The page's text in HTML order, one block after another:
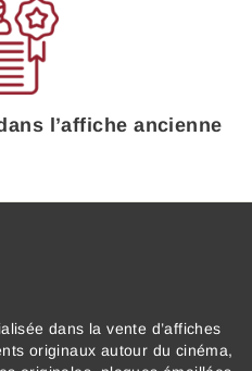
l’affiche ancienne
dans la vente d’affiches
originaux autour du cinéma,